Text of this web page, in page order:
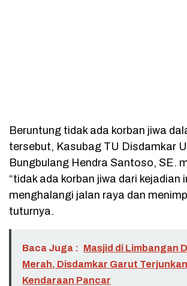
Beruntung tidak ada korban jiwa
tersebut, Kasubag TU Disdamkar
Bungbulang Hendra Santoso, SE.
“tidak ada korban jiwa dari kejadian
menghalangi jalan raya dan
tuturnya.
Baca Juga : Masjid di Limbangan
Merah, Disdamkar Garut
Kendaraan Pancar